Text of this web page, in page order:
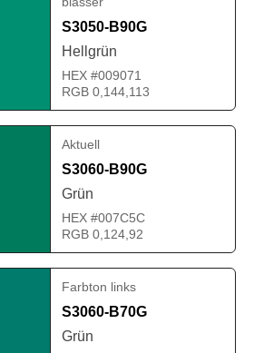
S3050-B90G
Hellgrün
HEX #009071
RGB 0,144,113
Aktuell
S3060-B90G
Grün
HEX #007C5C
RGB 0,124,92
Farbton links
S3060-B70G
Grün